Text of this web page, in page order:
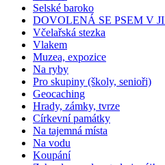
Selské baroko
DOVOLENÁ SE PSEM V
Včelařská stezka
Vlakem
Muzea, expozice
Na ryby
Pro skupiny (školy, senioři)
Geocaching
Hrady, zámky, tvrze
Církevní památky
Na tajemná místa
Na vodu
Koupání